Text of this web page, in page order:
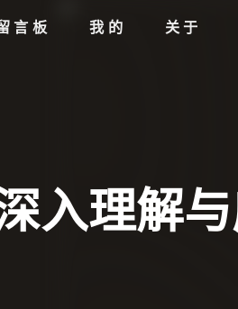
言板 我的 关于
入理解